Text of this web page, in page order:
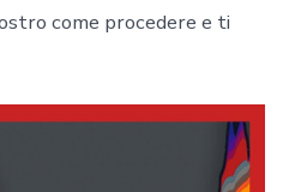
come procedere e ti